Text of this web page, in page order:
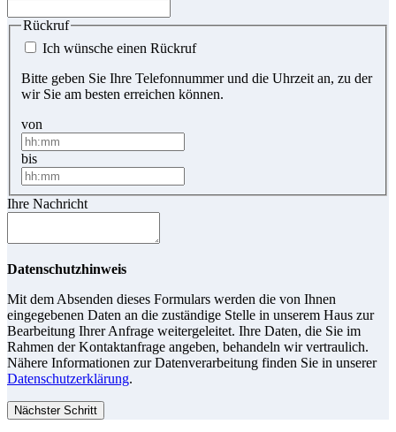
Rückruf
Ich wünsche einen Rückruf
Bitte geben Sie Ihre Telefonnummer und die Uhrzeit an, zu der
wir Sie am besten erreichen können.
von
bis
Ihre Nachricht
Datenschutzhinweis
Mit dem Absenden dieses Formulars werden die von Ihnen
eingegebenen Daten an die zuständige Stelle in unserem Haus zur
Bearbeitung Ihrer Anfrage weitergeleitet. Ihre Daten, die Sie im
Rahmen der Kontaktanfrage angeben, behandeln wir vertraulich.
Nähere Informationen zur Datenverarbeitung finden Sie in unserer
Datenschutzerklärung.
Nächster Schritt